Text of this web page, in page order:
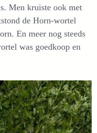
Men kruiste ook met
de Horn-wortel
En meer nog steeds
was goedkoop en